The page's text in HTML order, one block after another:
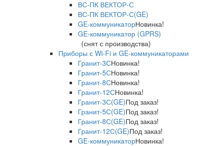
ВС-ПК ВЕКТОР-С
ВС-ПК ВЕКТОР-С(GE)
GE-коммуникаторНовинка!
GE-коммуникатор (GPRS)
(снят с производства)
Приборы с Wi-Fi и GE-коммуникаторами
Гранит-3СНовинка!
Гранит-5СНовинка!
Гранит-8СНовинка!
Гранит-12СНовинка!
Гранит-3С(GE)Под заказ!
Гранит-5С(GE)Под заказ!
Гранит-8С(GE)Под заказ!
Гранит-12С(GE)Под заказ!
GE-коммуникаторНовинка!